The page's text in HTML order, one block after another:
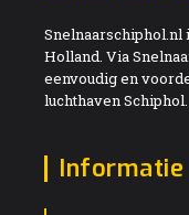
Snelnaarschiphol.nl
Holland. Via
eenvoudig en
luchthaven Schiphol.
Informatie